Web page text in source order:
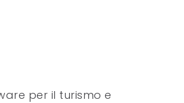
per il turismo e